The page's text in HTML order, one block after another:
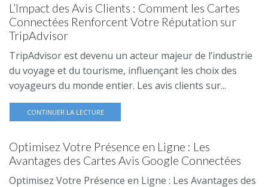
L’Impact des Avis Clients : Comment les Cartes
Connectées Renforcent Votre Réputation sur
TripAdvisor
TripAdvisor est devenu un acteur majeur de l’industrie
du voyage et du tourisme, influençant les choix des
voyageurs du monde entier. Les avis clients sur...
CONTINUER LA LECTURE
Optimisez Votre Présence en Ligne : Les
Avantages des Cartes Avis Google Connectées
Optimisez Votre Présence en Ligne : Les Avantages des